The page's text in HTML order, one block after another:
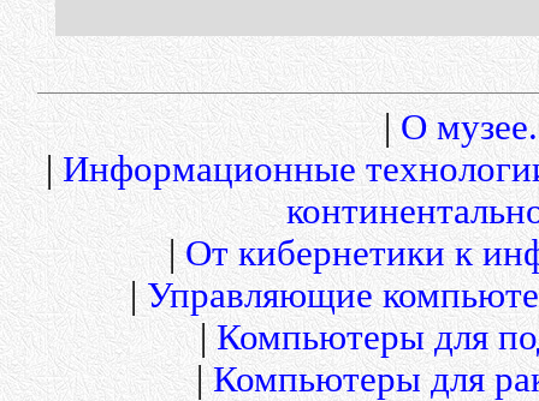
|О
|Информационные
|От кибернетики к
|Управляющие
|Компьютеры для
|Компьютеры для